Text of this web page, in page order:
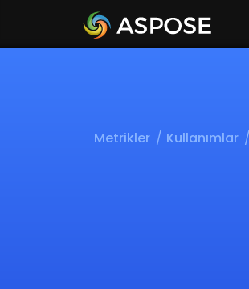
Metrikler Kullanımlar